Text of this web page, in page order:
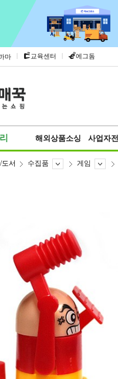
마 | 교육센터 | 에그돔
해외상품소싱 사업자
서 수집품 게임